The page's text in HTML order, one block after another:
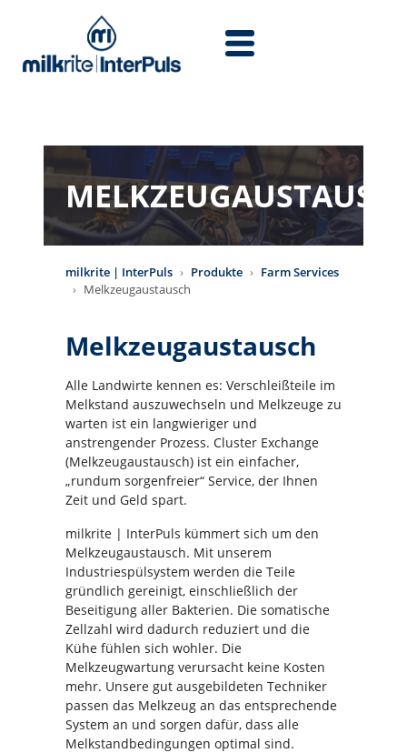
milkrite | InterPuls Produkte
Farm Services
Melkzeugaustausch
Melkzeugaustausch
Alle Landwirte kennen es: Verschleißteile im
Melkstand auszuwechseln und Melkzeuge zu
warten ist ein langwieriger und
anstrengender Prozess. Cluster Exchange
(Melkzeugaustausch) ist ein einfacher,
„rundum sorgenfreier“ Service, der Ihnen
Zeit und Geld spart.
milkrite | InterPuls kümmert sich um den
Melkzeugaustausch. Mit unserem
Industriespülsystem werden die Teile
gründlich gereinigt, einschließlich der
Beseitigung aller Bakterien. Die somatische
Zellzahl wird dadurch reduziert und die
Kühe fühlen sich wohler. Die
Melkzeugwartung verursacht keine Kosten
mehr. Unsere gut ausgebildeten Techniker
passen das Melkzeug an das entsprechende
System an und sorgen dafür, dass alle
Melkstandbedingungen optimal sind.